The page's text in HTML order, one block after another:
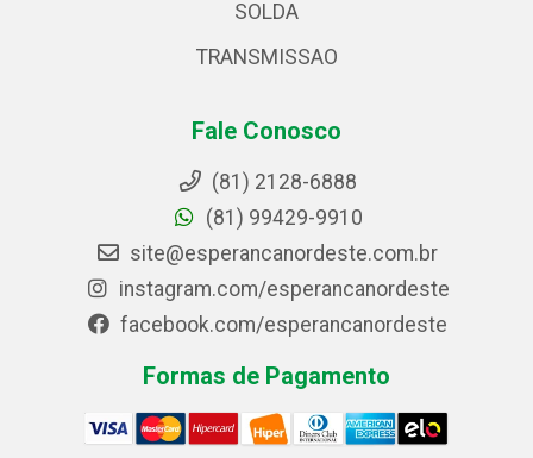
SOLDA
TRANSMISSAO
Fale Conosco
(81) 2128-6888
(81) 99429-9910
site@esperancanordeste.com.br
instagram.com/esperancanordeste
facebook.com/esperancanordeste
Formas de Pagamento